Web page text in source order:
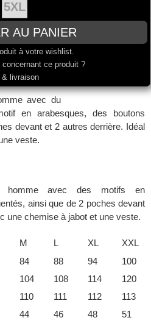
5XL
à votre wishlist.
ce produit ?
livraison
avec du
en arabesques, des boutons
devant et 2 autres derrière. Idéal
veste.
homme avec des motifs en
ainsi que de 2 poches devant
une chemise à jabot et une veste.
M L XL
XXL
84 88 94
100
104 108 114
120
110 111 112
113
44 46 48 51